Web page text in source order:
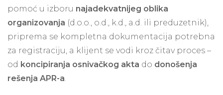
pomoć u izboru najadekvatnijeg oblika
organizovanja (d.o.o., o.d., k.d., a.d. ili preduzetnik),
priprema se kompletna dokumentacija potrebna
za registraciju, a klijent se vodi kroz čitav proces –
od koncipiranja osnivačkog akta do donošenja
rešenja APR-a.